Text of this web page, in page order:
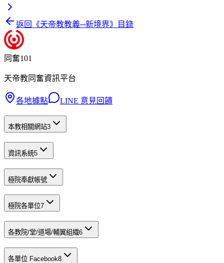
返回《天帝教教義─新境界》目錄
同奮101
天帝教同奮資訊平台
各地據點 LINE 意見回饋
本教相關網站3
資訊系統5
極院奉獻帳號
極院各單位7
各教院/堂/道場/輔翼組織6
各單位 Facebook8